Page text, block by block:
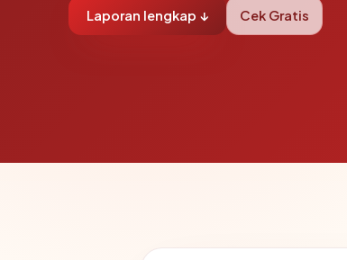
Laporan lengkap ↓ Cek Gratis